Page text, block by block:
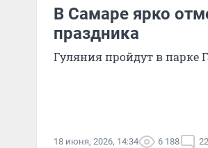
В Самаре ярко
праздника
Гуляния пройдут в парке
18 июня, 2026, 14:34 6 188 22